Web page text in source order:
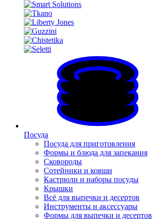
Посуда
Посуда для приготовления
Формы и блюда для запекания
Сковороды
Сотейники и ковши
Кастрюли и наборы посуды
Крышки
Всё для выпечки и десертов
Инструменты и аксессуары
Формы для выпечки и десертов